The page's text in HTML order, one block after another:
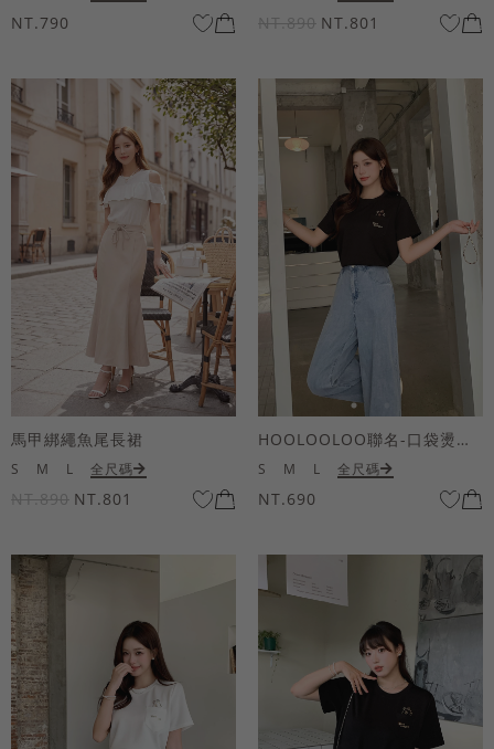
NT.790 NT.890 NT.801
馬甲綁繩魚尾長裙
S M L 全尺碼
NT.890 NT.801
HOOLOOLOO聯名-口袋燙金KUKU熊短袖上衣
S M L 全尺碼
NT.690